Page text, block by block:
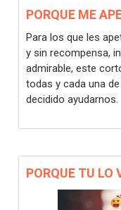
PORQUE ME
Para los que les
y sin recompensa,
admirable, este
todas y cada una
decidido ayudarnos.
PORQUE TU LO